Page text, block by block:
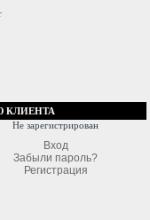
КЛИЕНТА
Не зарегистрирован
Вход
Забыли пароль?
Регистрация